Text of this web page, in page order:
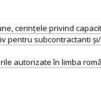
cerințele privind
pentru